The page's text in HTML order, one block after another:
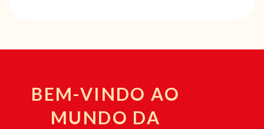
BEM-VINDO AO
MUNDO DA